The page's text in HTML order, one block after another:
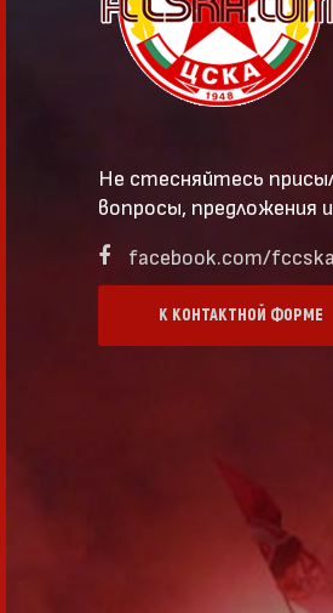
Не стесняйтесь
вопросы, предложения
facebook.com/
К КОНТАКТНОЙ ФОРМЕ